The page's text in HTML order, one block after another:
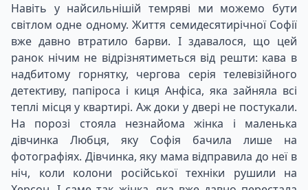
Навіть у найсильнішій темряві ми можемо бути
світлом одне одному. Життя семидесятирічної Софії
вже давно втратило барви. І здавалося, що цей
ранок нічим не відрізнятиметься від решти: кава в
надбитому горнятку, чергова серія телевізійного
детективу, папіроса і киця Анфіса, яка зайняла всі
теплі місця у квартирі. Аж доки у двері не постукали.
На порозі стояла незнайома жінка і маленька
дівчинка Любця, яку Софія бачила лише на
фотографіях. Дівчинка, яку мама відправила до неї в
ніч, коли колони російської техніки рушили на